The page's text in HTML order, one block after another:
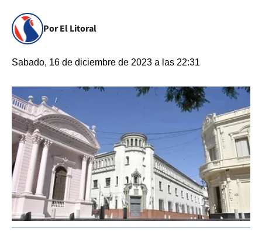
Por El Litoral
Sabado, 16 de diciembre de 2023 a las 22:31